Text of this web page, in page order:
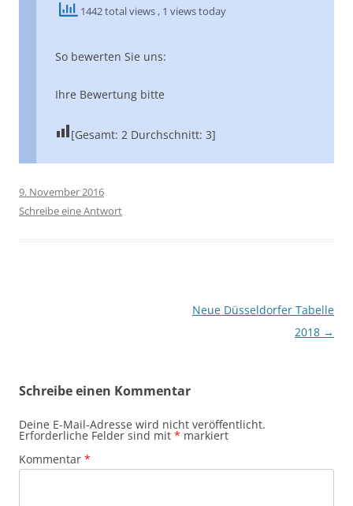
1442 total views , 1 views today
So bewerten Sie uns:
Ihre Bewertung bitte
[Gesamt: 2 Durchschnitt: 3]
9. November 2016
Schreibe eine Antwort
Neue Düsseldorfer Tabelle
2018 →
Schreibe einen Kommentar
Deine E-Mail-Adresse wird nicht veröffentlicht.
Erforderliche Felder sind mit * markiert
Kommentar *